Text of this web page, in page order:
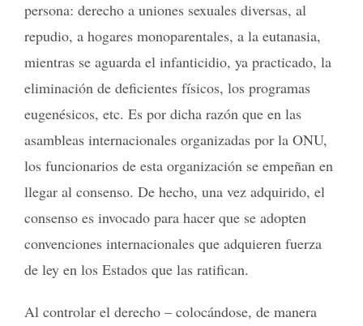
persona: derecho a uniones sexuales diversas, al
repudio, a hogares monoparentales, a la eutanasia,
mientras se aguarda el infanticidio, ya practicado, la
eliminación de deficientes físicos, los programas
eugenésicos, etc. Es por dicha razón que en las
asambleas internacionales organizadas por la ONU,
los funcionarios de esta organización se empeñan en
llegar al consenso. De hecho, una vez adquirido, el
consenso es invocado para hacer que se adopten
convenciones internacionales que adquieren fuerza
de ley en los Estados que las ratifican.
Al controlar el derecho – colocándose, de manera